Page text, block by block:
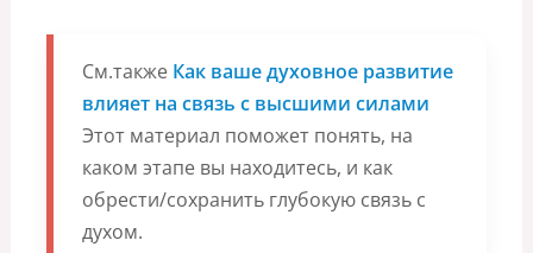
См.также Как ваше духовное развитие
влияет на связь с высшими силами
Этот материал поможет понять, на
каком этапе вы находитесь, и как
обрести/сохранить глубокую связь с
духом.